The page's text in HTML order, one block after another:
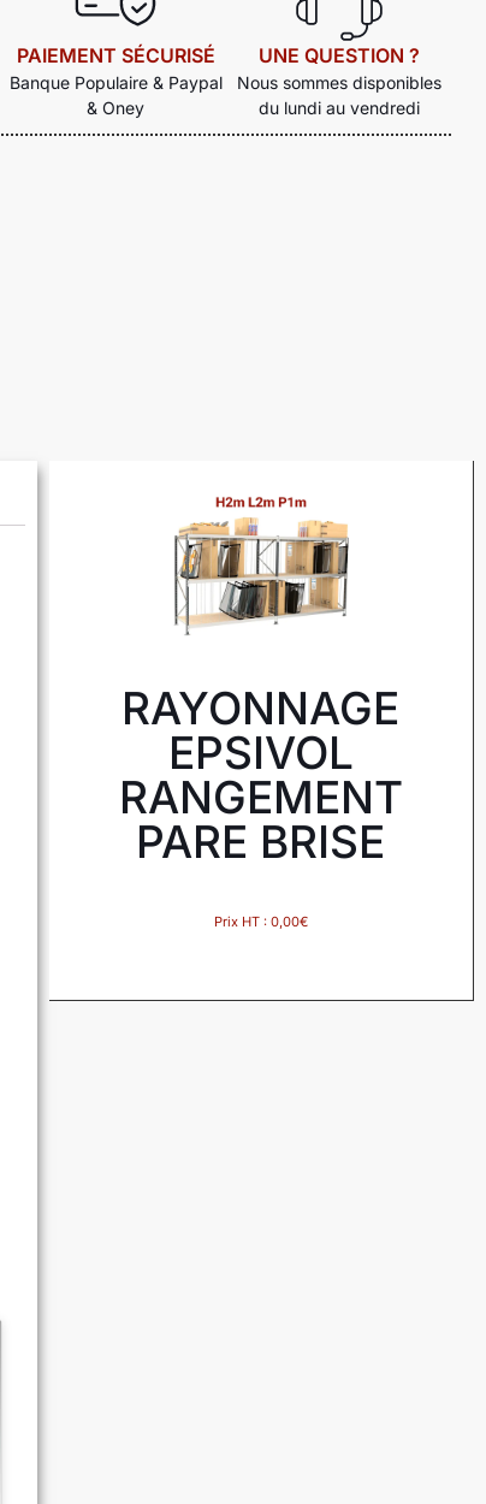
PAIEMENT SÉCURISÉ
Banque Populaire & Paypal
& Oney
UNE QUESTION ?
Nous sommes disponibles
du lundi au vendredi
RAYONNAGE
EPSIVOL
RANGEMENT
PARE BRISE
Prix HT : 0,00€